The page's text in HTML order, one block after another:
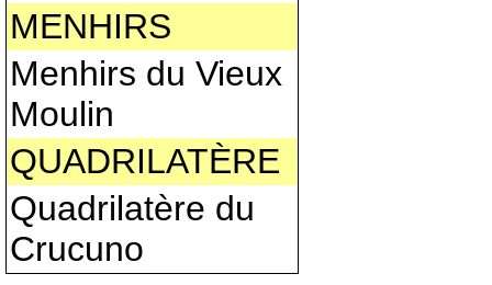
MENHIRS
Menhirs du Vieux
Moulin
QUADRILATÈRE
Quadrilatère du
Crucuno